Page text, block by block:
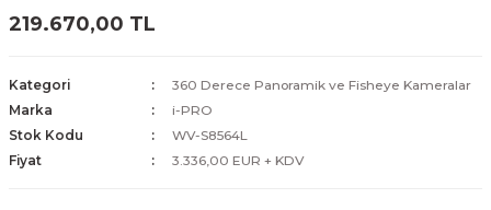
ve Bağlantı Kabloları
Kamera Lisansları
Fi) ve Access Point Ürünleri
Antivirüs Yazılımları
Kurtarma
Merkezi Altyapısı
219.670,00 TL
Kategori
360 Derece Panoramik ve Fisheye Kameralar
Marka
i-PRO
Stok Kodu
WV-S8564L
Fiyat
3.336,00 EUR + KDV